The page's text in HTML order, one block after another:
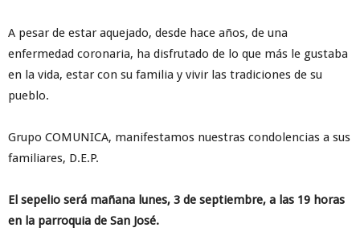
A pesar de estar aquejado, desde hace años, de una
enfermedad coronaria, ha disfrutado de lo que más le gustaba
en la vida, estar con su familia y vivir las tradiciones de su
pueblo.
Grupo COMUNICA, manifestamos nuestras condolencias a sus
familiares, D.E.P.
El sepelio será mañana lunes, 3 de septiembre, a las 19 horas
en la parroquia de San José.